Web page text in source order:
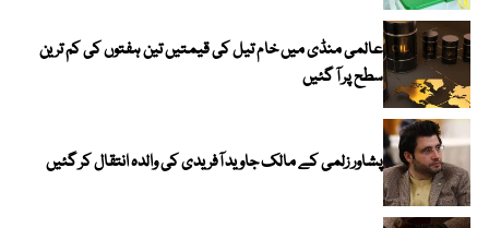
عالمی منڈی میں خام تیل کی قیمتیں تین ہفتوں کی کم ترین
سطح پر آ گئیں
پشاور زلمی کے مالک جاوید آفریدی کی والدہ انتقال کر گئیں